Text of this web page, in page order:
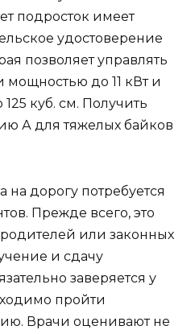
подросток имеет
удостоверение
позволяет управлять
до 11 кВт и
куб. см. Получить
А для тяжелых байков
на дорогу потребуется
Прежде всего, это
или законных
и сдачу
заверяется у
пройти
Врачи оценивают не